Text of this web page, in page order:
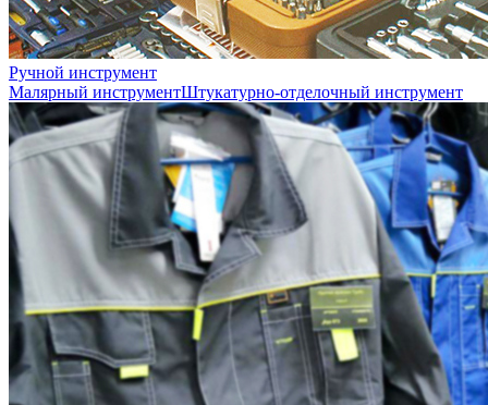
Ручной инструмент
Малярный инструментШтукатурно-отделочный инструмент